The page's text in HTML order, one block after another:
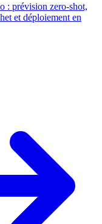
: prévision zero-shot,
et déploiement en